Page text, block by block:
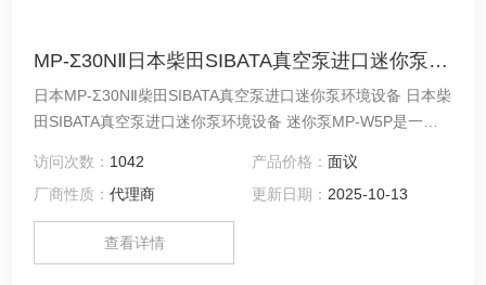
MP-Σ30NⅡ日本柴田SIBATA真空泵进口迷你泵环境设备
日本MP-Σ30NⅡ柴田SIBATA真空泵进口迷你泵环境设备 日本柴
田SIBATA真空泵进口迷你泵环境设备 迷你泵MP-W5P是一款
成流量测量功能。可在0.050～5.00L/min的宽流量范围内使
用。
访问次数： 1042 产品价格： 面议
厂商性质：代理商 更新日期： 2025-10-13
查看详情